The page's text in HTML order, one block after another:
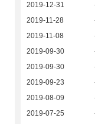
2019-12-31
2019-11-28
2019-11-08
2019-09-30
2019-09-30
2019-09-23
2019-08-09
2019-07-25